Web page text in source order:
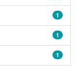
1
1
1